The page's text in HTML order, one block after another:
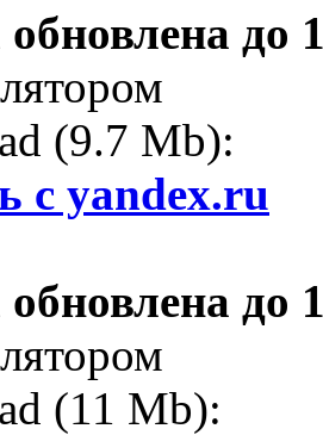
до
(9.7 Mb):
с yandex.ru
до
(11 Mb):